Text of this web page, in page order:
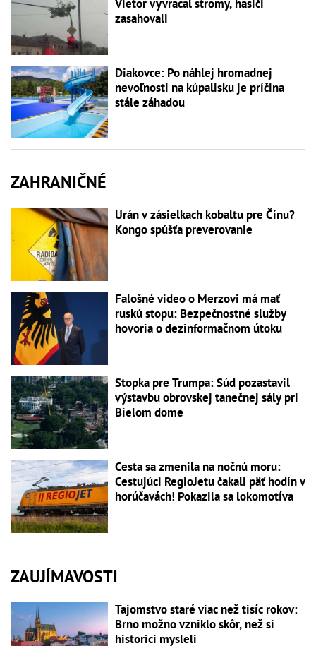
Vietor vyvracal stromy, hasiči
zasahovali
Diakovce: Po náhlej hromadnej
nevoľnosti na kúpalisku je príčina
stále záhadou
ZAHRANIČNÉ
Urán v zásielkach kobaltu pre Čínu?
Kongo spúšťa preverovanie
Falošné video o Merzovi má mať
ruskú stopu: Bezpečnostné služby
hovoria o dezinformačnom útoku
Stopka pre Trumpa: Súd pozastavil
výstavbu obrovskej tanečnej sály pri
Bielom dome
Cesta sa zmenila na nočnú moru:
Cestujúci RegioJetu čakali päť hodín v
horúčavách! Pokazila sa lokomotíva
ZAUJÍMAVOSTI
Tajomstvo staré viac než tisíc rokov:
Brno možno vzniklo skôr, než si
historici mysleli